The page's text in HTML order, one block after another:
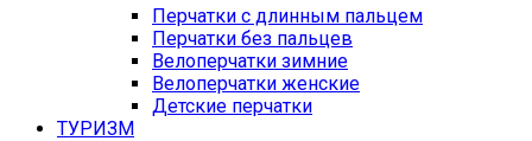
Перчатки с длинным пальцем
Перчатки без пальцев
Велоперчатки зимние
Велоперчатки женские
Детские перчатки
ТУРИЗМ